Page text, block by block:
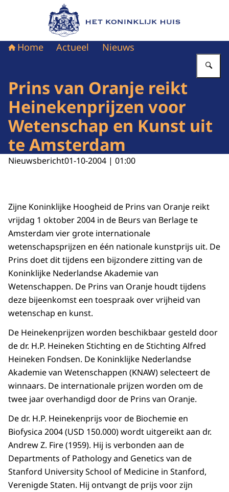
Naar de homepage van Het Koninklijk Huis
Home Actueel Nieuws
Prins van Oranje reikt
Heinekenprijzen voor
Wetenschap en Kunst uit
te Amsterdam
Nieuwsbericht01-10-2004 | 01:00
Zijne Koninklijke Hoogheid de Prins van Oranje reikt
vrijdag 1 oktober 2004 in de Beurs van Berlage te
Amsterdam vier grote internationale
wetenschapsprijzen en één nationale kunstprijs uit. De
Prins doet dit tijdens een bijzondere zitting van de
Koninklijke Nederlandse Akademie van
Wetenschappen. De Prins van Oranje houdt tijdens
deze bijeenkomst een toespraak over vrijheid van
wetenschap en kunst.
De Heinekenprijzen worden beschikbaar gesteld door
de dr. H.P. Heineken Stichting en de Stichting Alfred
Heineken Fondsen. De Koninklijke Nederlandse
Akademie van Wetenschappen (KNAW) selecteert de
winnaars. De internationale prijzen worden om de
twee jaar overhandigd door de Prins van Oranje.
De dr. H.P. Heinekenprijs voor de Biochemie en
Biofysica 2004 (USD 150.000) wordt uitgereikt aan dr.
Andrew Z. Fire (1959). Hij is verbonden aan de
Departments of Pathology and Genetics van de
Stanford University School of Medicine in Stanford,
Verenigde Staten. Hij ontvangt de prijs voor zijn